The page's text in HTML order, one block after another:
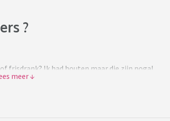
?
frisdrank? Ik had houten maar die zijn nogal
Ik had eerst gelamineerde onderzetters, maaar die